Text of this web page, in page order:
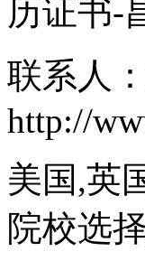
历证书-
联系人
http://
美国,英
院校选